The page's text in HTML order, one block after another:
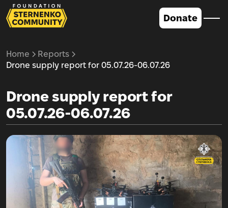
Donate
Home
Reports
Drone supply report for 05.07.26-06.07.26
Drone supply report for
05.07.26-06.07.26